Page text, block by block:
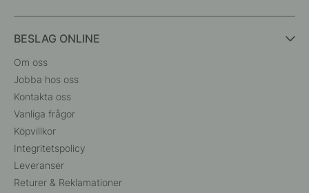
BESLAG ONLINE
Om oss
Jobba hos oss
Kontakta oss
Vanliga frågor
Köpvillkor
Integritetspolicy
Leveranser
Returer & Reklamationer